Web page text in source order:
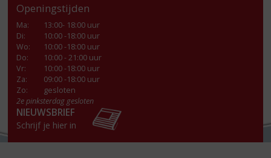
Openingstijden
Ma:
13:00- 18:00 uur
Di:
10:00 -18:00 uur
Wo:
10:00 -18:00 uur
Do:
10:00 - 21:00 uur
Vr:
10:00 -18:00 uur
Za:
09:00 -18:00 uur
Zo:
gesloten
2e pinksterdag gesloten
NIEUWSBRIEF
Schrijf je hier in